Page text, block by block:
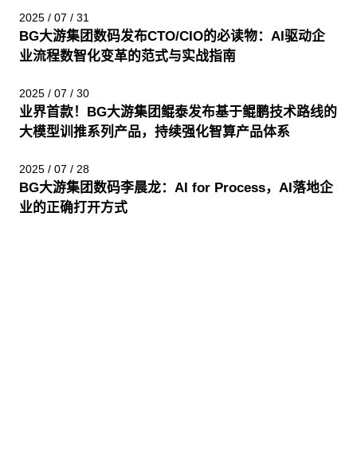
2025 / 07 / 31
BG大游集团数码发布CTO/CIO的必读物：AI驱动企
业流程数智化变革的范式与实战指南
2025 / 07 / 30
业界首款！BG大游集团鲲泰发布基于鲲鹏技术路线的
大模型训推系列产品，持续强化智算产品体系
2025 / 07 / 28
BG大游集团数码李晨龙：AI for Process，AI落地企
业的正确打开方式